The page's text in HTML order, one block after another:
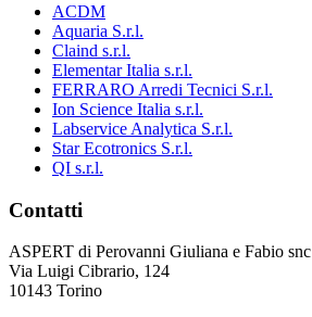
ACDM
Aquaria S.r.l.
Claind s.r.l.
Elementar Italia s.r.l.
FERRARO Arredi Tecnici S.r.l.
Ion Science Italia s.r.l.
Labservice Analytica S.r.l.
Star Ecotronics S.r.l.
QI s.r.l.
Contatti
ASPERT di Perovanni Giuliana e Fabio snc
Via Luigi Cibrario, 124
10143 Torino